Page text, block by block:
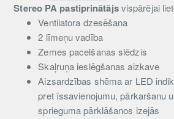
Stereo PA pastiprinātājsvispārējai
Ventilatora dzesēšana
2 līmeņu vadība
Zemes pacelšanas slēdzis
Skaļruņa ieslēgšanas aizkave
Aizsardzības shēma ar LED
pret īssavienojumu, pārkaršanu
sprieguma pārklāšanos izejās